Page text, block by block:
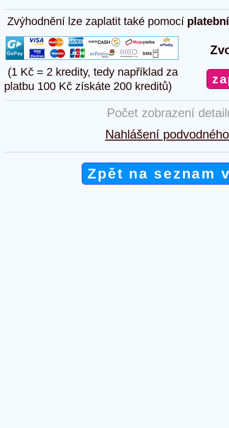
Zvýhodnění lze zaplatit také pomocí
(1 Kč = 2 kredity, tedy například za
platbu 100 Kč získáte 200 kreditů)
Počet zobrazení
Nahlášení
Zpět na seznam